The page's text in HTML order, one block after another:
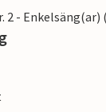
2 - Enkelsäng(ar)